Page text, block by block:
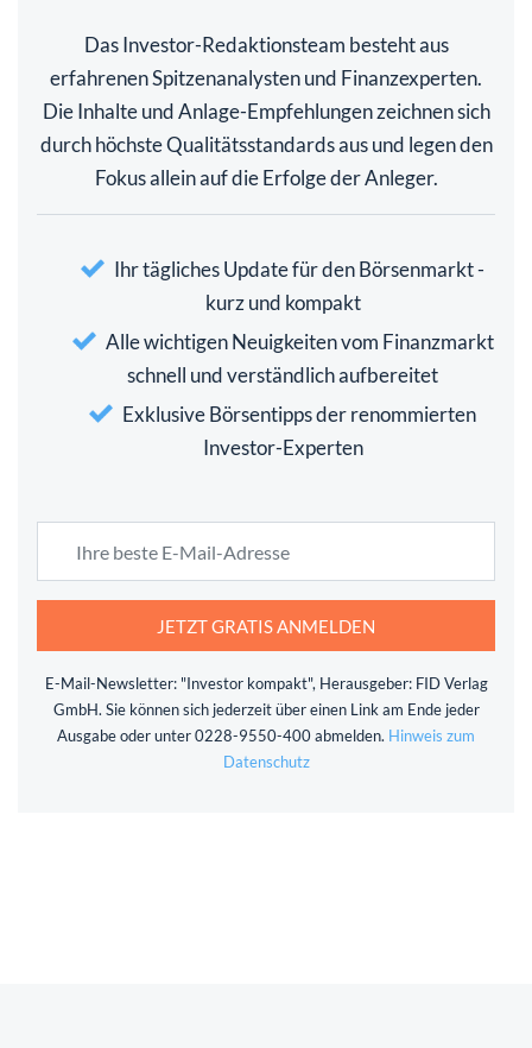
Das Investor-Redaktionsteam besteht aus
erfahrenen Spitzenanalysten und Finanzexperten.
Die Inhalte und Anlage-Empfehlungen zeichnen sich
durch höchste Qualitätsstandards aus und legen den
Fokus allein auf die Erfolge der Anleger.
Ihr tägliches Update für den Börsenmarkt -
kurz und kompakt
Alle wichtigen Neuigkeiten vom Finanzmarkt
schnell und verständlich aufbereitet
Exklusive Börsentipps der renommierten
Investor-Experten
JETZT GRATIS ANMELDEN
E-Mail-Newsletter: "Investor kompakt", Herausgeber: FID Verlag
GmbH. Sie können sich jederzeit über einen Link am Ende jeder
Ausgabe oder unter 0228-9550-400 abmelden. Hinweis zum
Datenschutz